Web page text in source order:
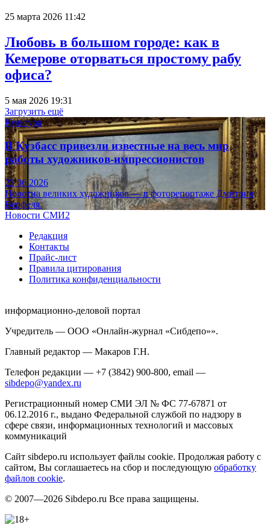
25 марта 2026 11:42
Любовь в большом городе: как в
Кемерове оторваться простому рабу
офиса?
5 мая 2026 19:31
Загрузить ещё
Культура
В Кузбасс привезли известные на весь мир
работы художников-импрессионистов
23.06.2026
Полотна великих художников — в фоторепортаже Дмитрия
Верфеля.
Новости СМИ2
Редакция
Контакты
Прайс-лист
Правила цитирования
Политика конфиденциальности
информационно-деловой портал
Учредитель — ООО «Онлайн-журнал «Сибдепо»».
Главный редактор — Макаров Г.Н.
Телефон редакции — +7 (3842) 900-800, email —
sibdepo@yandex.ru
Регистрационный номер СМИ ЭЛ № ФС 77-67871 от
06.12.2016 г., выдано Федеральной службой по надзору в
сфере связи, информационных технологий и массовых
коммуникаций
Сайт sibdepo.ru использует файлы cookie. Продолжая работу с
сайтом, Вы соглашаетесь на сбор и последующую обработку
файлов cookie.
© 2007—2026 Sibdepo.ru Все права защищены.